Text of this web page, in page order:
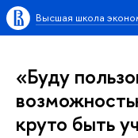
Высшая школа
«Буду
круто быть